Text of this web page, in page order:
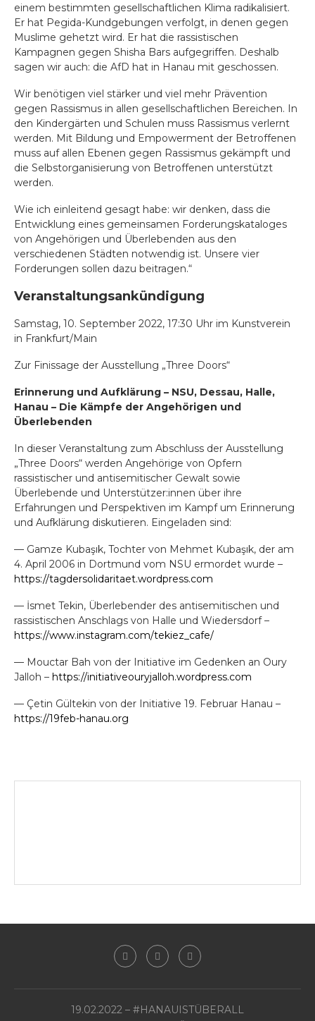
einem bestimmten gesellschaftlichen Klima radikalisiert.
Er hat Pegida-Kundgebungen verfolgt, in denen gegen
Muslime gehetzt wird. Er hat die rassistischen
Kampagnen gegen Shisha Bars aufgegriffen. Deshalb
sagen wir auch: die AfD hat in Hanau mit geschossen.
Wir benötigen viel stärker und viel mehr Prävention
gegen Rassismus in allen gesellschaftlichen Bereichen. In
den Kindergärten und Schulen muss Rassismus verlernt
werden. Mit Bildung und Empowerment der Betroffenen
muss auf allen Ebenen gegen Rassismus gekämpft und
die Selbstorganisierung von Betroffenen unterstützt
werden.
Wie ich einleitend gesagt habe: wir denken, dass die
Entwicklung eines gemeinsamen Forderungskataloges
von Angehörigen und Überlebenden aus den
verschiedenen Städten notwendig ist. Unsere vier
Forderungen sollen dazu beitragen.“
Veranstaltungsankündigung
Samstag, 10. September 2022, 17:30 Uhr im Kunstverein
in Frankfurt/Main
Zur Finissage der Ausstellung „Three Doors“
Erinnerung und Aufklärung – NSU, Dessau, Halle,
Hanau – Die Kämpfe der Angehörigen und
Überlebenden
In dieser Veranstaltung zum Abschluss der Ausstellung
„Three Doors“ werden Angehörige von Opfern
rassistischer und antisemitischer Gewalt sowie
Überlebende und Unterstützer:innen über ihre
Erfahrungen und Perspektiven im Kampf um Erinnerung
und Aufklärung diskutieren. Eingeladen sind:
— Gamze Kubaşık, Tochter von Mehmet Kubaşık, der am
4. April 2006 in Dortmund vom NSU ermordet wurde –
https://tagdersolidaritaet.wordpress.com
— İsmet Tekin, Überlebender des antisemitischen und
rassistischen Anschlags von Halle und Wiedersdorf –
https://www.instagram.com/tekiez_cafe/
— Mouctar Bah von der Initiative im Gedenken an Oury
Jalloh – https://initiativeouryjalloh.wordpress.com
— Çetin Gültekin von der Initiative 19. Februar Hanau –
https://19feb-hanau.org
19.02.2022 – #HANAUISTÜBERALL